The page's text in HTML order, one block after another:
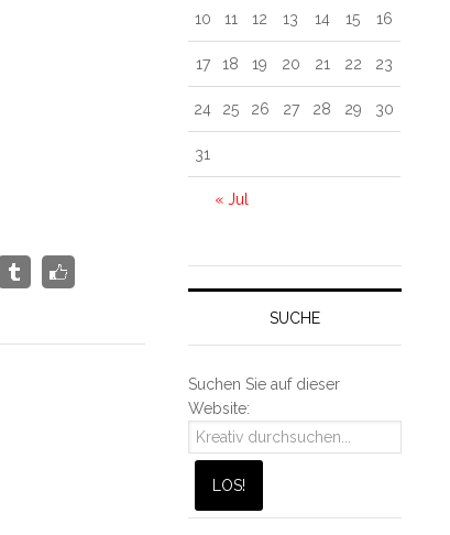
« Jul
10 11 12 13 14 15 16
17 18 19 20 21 22 23
24 25 26 27 28 29 30
31
SUCHE
Suchen Sie auf dieser
Website: